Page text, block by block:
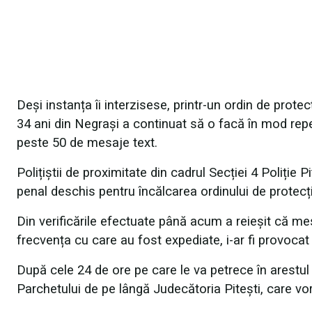
Deși instanța îi interzisese, printr-un ordin de
34 ani din Negrași a continuat să o facă în mod
peste 50 de mesaje text.
Polițiștii de proximitate din cadrul Secției 4 Poliție
penal deschis pentru încălcarea ordinului de
Din verificările efectuate până acum a reieșit că
frecvența cu care au fost expediate, i-ar fi
După cele 24 de ore pe care le va petrece în
Parchetului de pe lângă Judecătoria Pitești, care